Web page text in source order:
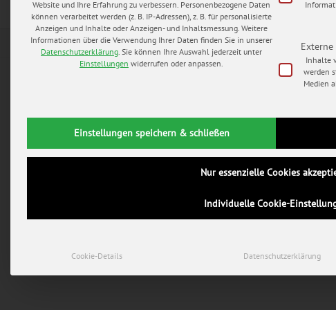
Website und Ihre Erfahrung zu verbessern. Personenbezogene Daten
können verarbeitet werden (z. B. IP-Adressen), z. B. für personalisierte
Anzeigen und Inhalte oder Anzeigen- und Inhaltsmessung. Weitere
Informationen über die Verwendung Ihrer Daten finden Sie in unserer
Datenschutzerklärung Sie können Ihre Auswahl jederzeit unter
Einstellungen widerrufen oder anpassen.
Inhalte
werden
Medien
Einstellungen speichern & schließen
Nur essenzielle Cookies
Individuelle Cookie-
Cookie-Details Datenschutzerklärung